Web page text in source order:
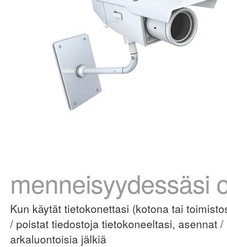
menneisyydessäsi
Kun käytät tietokonettasi (kotona tai
/ poistat tiedostoja tietokoneeltasi, asennat
arkaluontoisia jälkiä